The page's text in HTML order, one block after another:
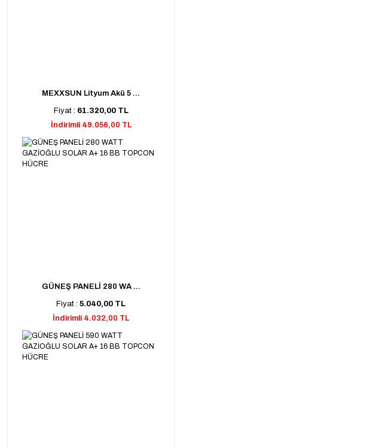
MEXXSUN Lityum Akü 5 ...
Fiyat : 61.320,00 TL
İndirimli 49.056,00 TL
GÜNEŞ PANELİ 280 WA ...
Fiyat : 5.040,00 TL
İndirimli 4.032,00 TL